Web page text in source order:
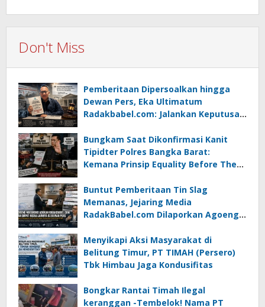
Don't Miss
Pemberitaan Dipersoalkan hingga
Dewan Pers, Eka Ultimatum
Radakbabel.com: Jalankan Keputusan
Bungkam Saat Dikonfirmasi Kanit
Tipidter Polres Bangka Barat:
Kemana Prinsip Equality Before The
Buntut Pemberitaan Tin Slag
Memanas, Jejaring Media
RadakBabel.com Dilaporkan Agoeng
Menyikapi Aksi Masyarakat di
Belitung Timur, PT TIMAH (Persero)
Tbk Himbau Jaga Kondusifitas
Bongkar Rantai Timah Ilegal
keranggan -Tembelok! Nama PT